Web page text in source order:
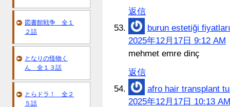
返信
burun estetiği fiyatları
2025年12月17日 9:12 AM
mehmet emre dinç
返信
afro hair transplant
2025年12月17日 10:13 AM
図書館戦争 全１
２話
となりの怪物く
ん 全１３話
とらドラ！ 全２
５話